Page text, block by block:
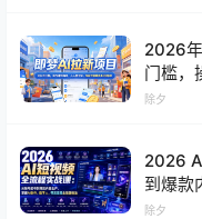
2026
门槛，
金最高
除夕
2026
到爆款
货变现
除夕